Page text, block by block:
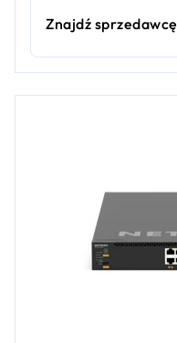
Znajdź sprzedawcę